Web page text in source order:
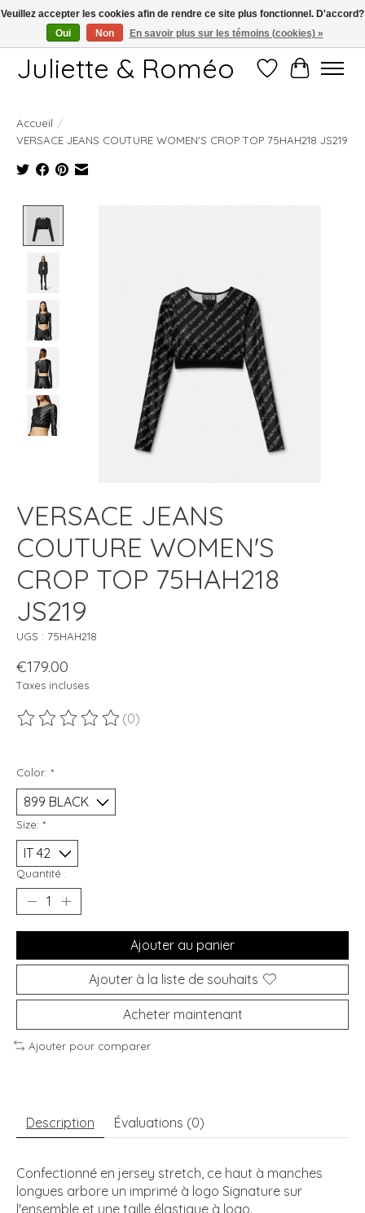
Free shipping starting at 249€
Juliette & Roméo Liste dePanier
Accueil /
VERSACE JEANS COUTURE WOMEN'S CROP TOP 75HAH218 JS219
VERSACE JEANS
COUTURE WOMEN'S
CROP TOP 75HAH218
JS219
UGS : 75HAH218
€179.00
Taxes incluses
Ce produit est évalué à
(0)
Color: *
Size: *
Quantité :
Ajouter au panier
Ajouter à la liste de souhaits
Acheter maintenant
Ajouter pour comparer
Description Évaluations (0)
Confectionné en jersey stretch, ce haut à manches
longues arbore un imprimé à logo Signature sur
l'ensemble et une taille élastique à logo.
Veuillez accepter les cookies afin de rendre ce site plus fonctionnel. D'accord?
Oui
Non En savoir plus sur les témoins (cookies) »